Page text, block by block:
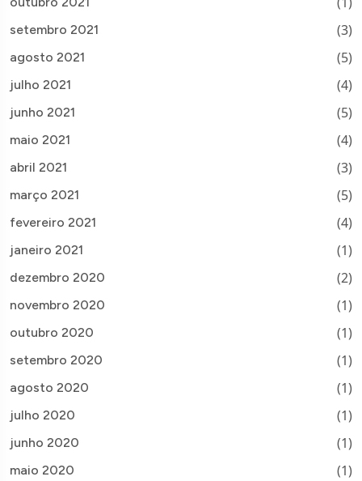
setembro 2021 (3)
agosto 2021 (5)
julho 2021 (4)
junho 2021 (5)
maio 2021 (4)
abril 2021 (3)
março 2021 (5)
fevereiro 2021 (4)
janeiro 2021 (1)
dezembro 2020 (2)
novembro 2020 (1)
outubro 2020 (1)
setembro 2020 (1)
agosto 2020 (1)
julho 2020 (1)
junho 2020 (1)
maio 2020 (1)